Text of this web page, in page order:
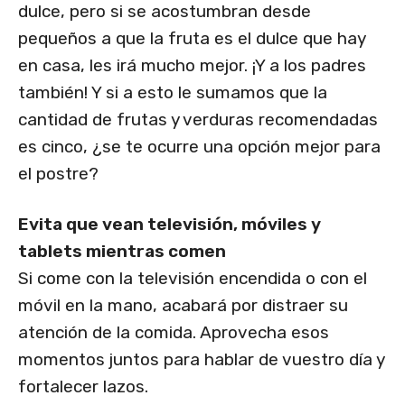
dulce, pero si se acostumbran desde
pequeños a que la fruta es el dulce que hay
en casa, les irá mucho mejor. ¡Y a los padres
también! Y si a esto le sumamos que la
cantidad de frutas y verduras recomendadas
es cinco, ¿se te ocurre una opción mejor para
el postre?
Evita que vean televisión, móviles y
tablets mientras comen
Si come con la televisión encendida o con el
móvil en la mano, acabará por distraer su
atención de la comida. Aprovecha esos
momentos juntos para hablar de vuestro día y
fortalecer lazos.